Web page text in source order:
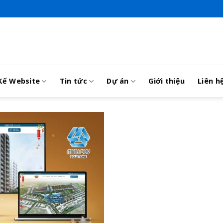
Website Tin tức Dự án Giới thiệu Liên